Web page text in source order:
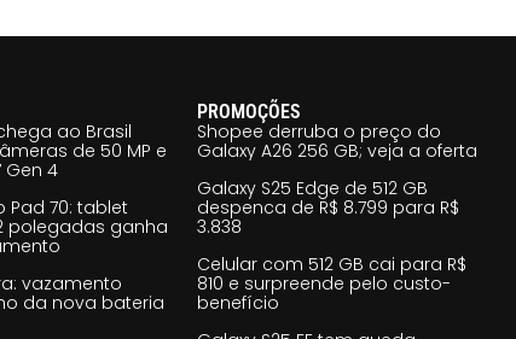
ao Brasil
de 50 MP e
Gen 4
Pad 70: tablet
polegadas ganha
vazamento
da nova bateria
PROMOÇÕES
Shopee derruba o preço do
Galaxy A26 256 GB; veja a oferta
Galaxy S25 Edge de 512 GB
despenca de R$ 8.799 para R$
3.838
Celular com 512 GB cai para R$
810 e surpreende pelo custo-
benefício